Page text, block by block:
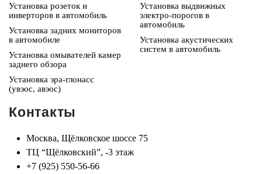
Установка розеток и
инверторов в автомобиль
Установка задних мониторов
в автомобиле
Установка омывателей камер
заднего обзора
Установка эра-глонасс
(увэос, авэос)
Установка выдвижных
электро-порогов в
автомобиль
Установка акустических
систем в автомобиль
Контакты
Москва, Щёлковское шоссе 75
ТЦ “Щёлковский”, -3 этаж
+7 (925) 550-56-66